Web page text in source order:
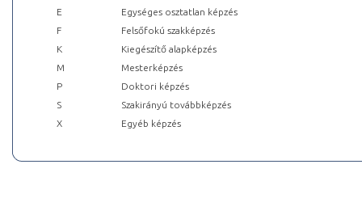
E
Egységes osztatlan képzés
F
Felsőfokú szakképzés
K
Kiegészítő alapképzés
M
Mesterképzés
P
Doktori képzés
S
Szakirányú továbbképzés
X
Egyéb képzés